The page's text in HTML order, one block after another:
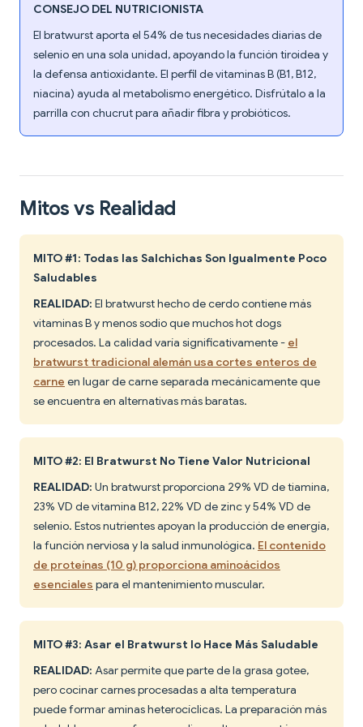
CONSEJO DEL NUTRICIONISTA
El bratwurst aporta el 54% de tus necesidades diarias de
selenio en una sola unidad, apoyando la función tiroidea y
la defensa antioxidante. El perfil de vitaminas B (B1, B12,
niacina) ayuda al metabolismo energético. Disfrútalo a la
parrilla con chucrut para añadir fibra y probióticos.
Mitos vs Realidad
MITO #1: Todas las Salchichas Son Igualmente Poco
Saludables
REALIDAD: El bratwurst hecho de cerdo contiene más
vitaminas B y menos sodio que muchos hot dogs
procesados. La calidad varía significativamente - el
bratwurst tradicional alemán usa cortes enteros de
carne en lugar de carne separada mecánicamente que
se encuentra en alternativas más baratas.
MITO #2: El Bratwurst No Tiene Valor Nutricional
REALIDAD: Un bratwurst proporciona 29% VD de tiamina,
23% VD de vitamina B12, 22% VD de zinc y 54% VD de
selenio. Estos nutrientes apoyan la producción de energía,
la función nerviosa y la salud inmunológica. El contenido
de proteínas (10 g) proporciona aminoácidos
esenciales para el mantenimiento muscular.
MITO #3: Asar el Bratwurst lo Hace Más Saludable
REALIDAD: Asar permite que parte de la grasa gotee,
pero cocinar carnes procesadas a alta temperatura
puede formar aminas heterocíclicas. La preparación más